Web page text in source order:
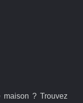
maison ? Trouvez